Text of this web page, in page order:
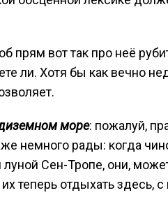
прям вот так про неё
ли. Хотя бы как вечно
море: пожалуй,
немного рады: когда
Сен-Тропе, они,
теперь отдыхать здесь, с